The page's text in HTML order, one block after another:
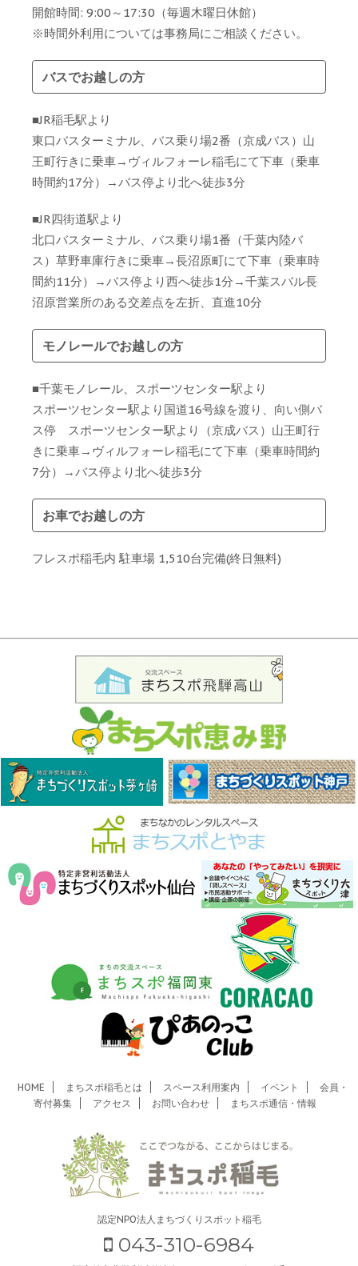
開館時間: 9:00～17:30（毎週木曜日休館）
※時間外利用については事務局にご相談ください。
バスでお越しの方
■JR稲毛駅より
東口バスターミナル、バス乗り場2番（京成バス）山
王町行きに乗車→ヴィルフォーレ稲毛にて下車（乗車
時間約17分）→バス停より北へ徒歩3分
■JR四街道駅より
北口バスターミナル、バス乗り場1番（千葉内陸バ
ス）草野車庫行きに乗車→長沼原町にて下車（乗車時
間約11分）→バス停より西へ徒歩1分→千葉スバル長
沼原営業所のある交差点を左折、直進10分
モノレールでお越しの方
■千葉モノレール、スポーツセンター駅より
スポーツセンター駅より国道16号線を渡り、向い側バ
ス停 スポーツセンター駅より（京成バス）山王町行
きに乗車→ヴィルフォーレ稲毛にて下車（乗車時間約
7分）→バス停より北へ徒歩3分
お車でお越しの方
フレスポ稲毛内 駐車場 1,510台完備(終日無料)
HOME まちスポ稲毛とは スペース利用案内 イベント
会員・
寄付募集
アクセス お問い合わせ まちスポ通信・情報
認定NPO法人まちづくりスポット稲毛
043-310-6984